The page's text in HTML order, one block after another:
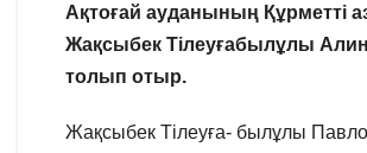
Ақтоғай ауданының Құрметті
Жақсыбек Тілеуғабылұлы Алин
толып отыр.
Жақсыбек Тілеуға- былұлы